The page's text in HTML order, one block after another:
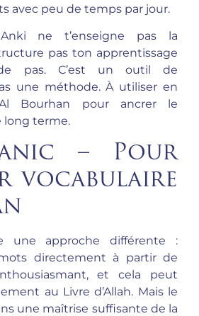
avec peu de temps par jour.
ne t’enseigne pas la
pas ton apprentissage
pas. C’est un outil de
une méthode. À utiliser en
Bourhan pour ancrer le
long terme.
– Pour
vocabulaire
une approche différente :
directement à partir de
et cela peut
au Livre d’Allah. Mais le
une maîtrise suffisante de la